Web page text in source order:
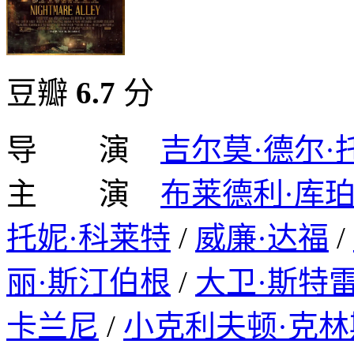
豆瓣 6.7 分
导 演 吉尔莫·德尔·
主 演 布莱德利·库
托妮·科莱特 / 威廉·达福 /
丽·斯汀伯根 / 大卫·斯特
卡兰尼 / 小克利夫顿·克